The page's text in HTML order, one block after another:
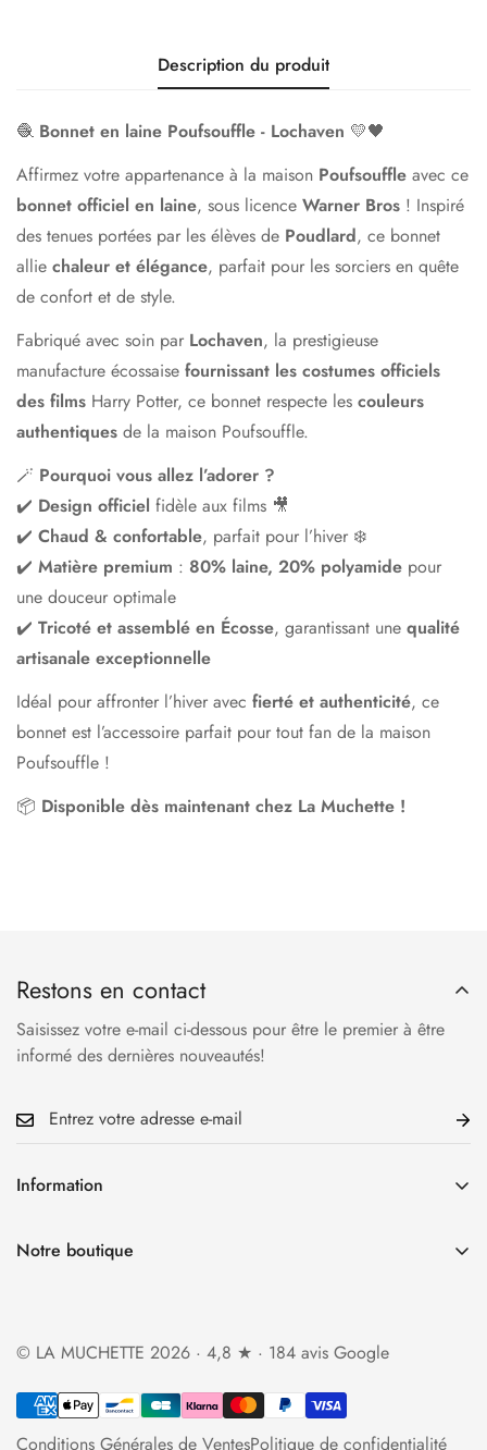
Description du produit
🧶 Bonnet en laine Poufsouffle - Lochaven 💛🖤
Affirmez votre appartenance à la maison Poufsouffle avec ce
bonnet officiel en laine, sous licence Warner Bros ! Inspiré
des tenues portées par les élèves de Poudlard, ce bonnet
allie chaleur et élégance, parfait pour les sorciers en quête
de confort et de style.
Fabriqué avec soin par Lochaven, la prestigieuse
manufacture écossaise fournissant les costumes officiels
des films Harry Potter, ce bonnet respecte les couleurs
authentiques de la maison Poufsouffle.
🪄 Pourquoi vous allez l’adorer ?
✔️ Design officiel fidèle aux films 🎥
✔️ Chaud & confortable, parfait pour l’hiver ❄️
✔️ Matière premium : 80% laine, 20% polyamide pour
une douceur optimale
✔️ Tricoté et assemblé en Écosse, garantissant une qualité
artisanale exceptionnelle
Idéal pour affronter l’hiver avec fierté et authenticité, ce
bonnet est l’accessoire parfait pour tout fan de la maison
Poufsouffle !
📦 Disponible dès maintenant chez La Muchette !
Information
La Boutique
Politique de retour et de remboursement
Notre boutique
de 10h30 à 13h et de 14h à 19h
lamuchette.boutique@gmail.com
Restons en contact
Saisissez votre e-mail ci-dessous pour être le premier à être
informé des dernières nouveautés!
© LA MUCHETTE 2026 · 4,8 ★ · 184 avis Google
Conditions Générales de VentesPolitique de confidentialité